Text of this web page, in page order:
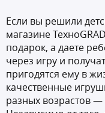
Если вы решили
магазине
подарок, а даете
через игру и
пригодятся ему в
качественные
разных возрастов